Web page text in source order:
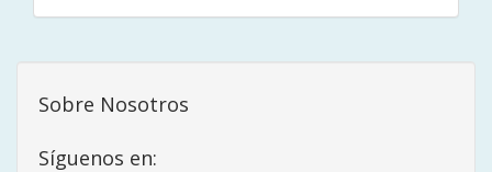
Sobre Nosotros
Síguenos en: